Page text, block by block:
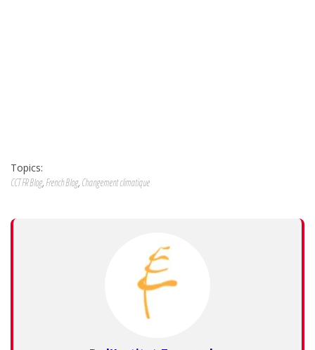
Topics:
CCT FR Blog,French Blog, Changement climatique